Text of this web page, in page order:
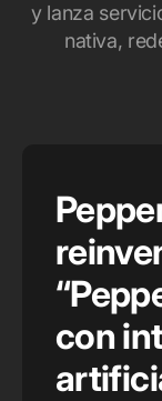
y lanza
nativa,
con